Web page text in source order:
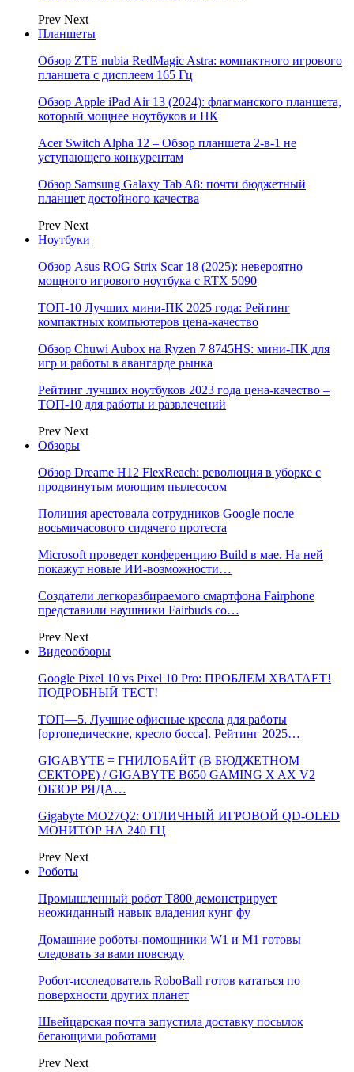
Prev Next
Планшеты
Обзор ZTE nubia RedMagic Astra: компактного игрового
планшета с дисплеем 165 Гц
Обзор Apple iPad Air 13 (2024): флагманского планшета,
который мощнее ноутбуков и ПК
Acer Switch Alpha 12 – Обзор планшета 2-в-1 не
уступающего конкурентам
Обзор Samsung Galaxy Tab A8: почти бюджетный
планшет достойного качества
Prev Next
Ноутбуки
Обзор Asus ROG Strix Scar 18 (2025): невероятно
мощного игрового ноутбука с RTX 5090
ТОП-10 Лучших мини-ПК 2025 года: Рейтинг
компактных компьютеров цена-качество
Обзор Chuwi Aubox на Ryzen 7 8745HS: мини-ПК для
игр и работы в авангарде рынка
Рейтинг лучших ноутбуков 2023 года цена-качество –
ТОП-10 для работы и развлечений
Prev Next
Обзоры
Обзор Dreame H12 FlexReach: революция в уборке с
продвинутым моющим пылесосом
Полиция арестовала сотрудников Google после
восьмичасового сидячего протеста
Microsoft проведет конференцию Build в мае. На ней
покажут новые ИИ-возможности…
Создатели легкоразбираемого смартфона Fairphone
представили наушники Fairbuds со…
Prev Next
Видеообзоры
Google Pixel 10 vs Pixel 10 Pro: ПРОБЛЕМ ХВАТАЕТ!
ПОДРОБНЫЙ ТЕСТ!
ТОП—5. Лучшие офисные кресла для работы
[ортопедические, кресло босса]. Рейтинг 2025…
GIGABYTE = ГНИЛОБАЙТ (В БЮДЖЕТНОМ
СЕКТОРЕ) / GIGABYTE B650 GAMING X AX V2
ОБЗОР РЯДА…
Gigabyte MO27Q2: ОТЛИЧНЫЙ ИГРОВОЙ QD-OLED
МОНИТОР НА 240 ГЦ
Prev Next
Роботы
Промышленный робот Т800 демонстрирует
неожиданный навык владения кунг фу
Домашние роботы-помощники W1 и M1 готовы
следовать за вами повсюду
Робот-исследователь RoboBall готов кататься по
поверхности других планет
Швейцарская почта запустила доставку посылок
бегающими роботами
Prev Next